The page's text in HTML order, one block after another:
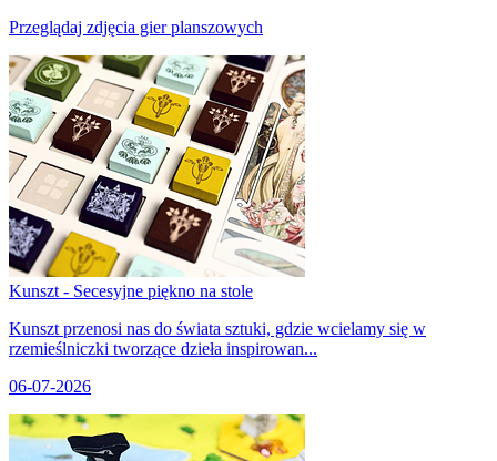
Przeglądaj zdjęcia gier planszowych
Kunszt - Secesyjne piękno na stole
Kunszt przenosi nas do świata sztuki, gdzie wcielamy się w
rzemieślniczki tworzące dzieła inspirowan...
06-07-2026